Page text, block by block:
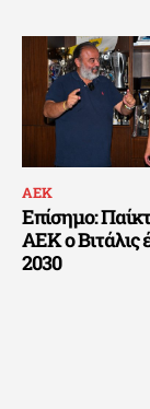
ΑΕΚ
Επίσημο:
ΑΕΚ ο Βιτάλις
2030